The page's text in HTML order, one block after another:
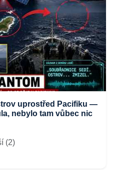
uprostřed Pacifiku —
nebylo tam vůbec nic
(2)